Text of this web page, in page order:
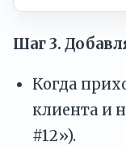
Шаг 3.
Когда
клиента и
#12»).